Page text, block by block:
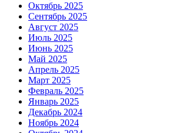
Октябрь 2025
Сентябрь 2025
Август 2025
Июль 2025
Июнь 2025
Май 2025
Апрель 2025
Март 2025
Февраль 2025
Январь 2025
Декабрь 2024
Ноябрь 2024